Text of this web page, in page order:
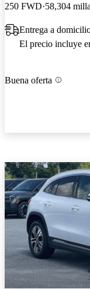
250 FWD 58,304
Entrega a
El precio incluye
Buena oferta